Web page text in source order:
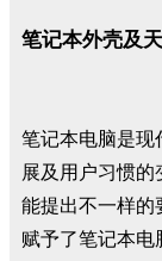
笔记本外壳及
笔记本电脑是现
展及用户习惯
能提出不一样的
赋予了笔记本电